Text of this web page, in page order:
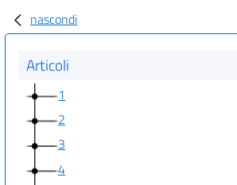
nascondi
Articoli
1
2
3
4